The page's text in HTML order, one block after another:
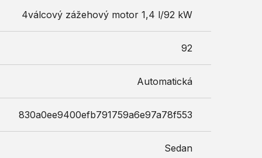
4válcový zážehový motor 1,4 l/92 kW
92
Automatická
830a0ee9400efb791759a6e97a78f553
Sedan